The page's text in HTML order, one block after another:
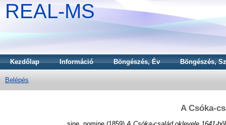
REAL-MS
Kezdőlap Információ Böngészés, Év Böngészés,
Belépés
A Csóka-